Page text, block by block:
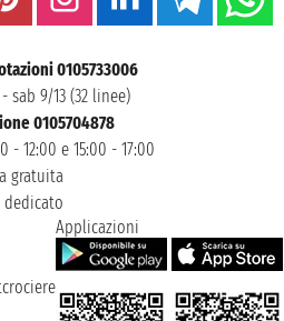
0105733006
sab 9/13 (32 linee)
0105704878
- 12:00 e 15:00 - 17:00
gratuita
Applicazioni